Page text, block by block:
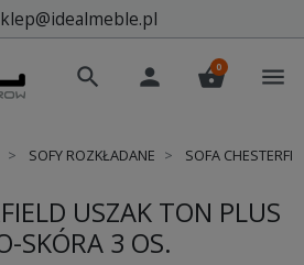
search person shopping_basket
0 menu
SOFY ROZKŁADANE SOFA
USZAK TON PLUS
SKÓRA 3 OS.